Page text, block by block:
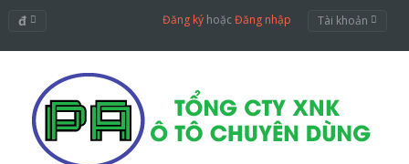
đ Đăng ký hoặcĐăng nhập Tài khoản